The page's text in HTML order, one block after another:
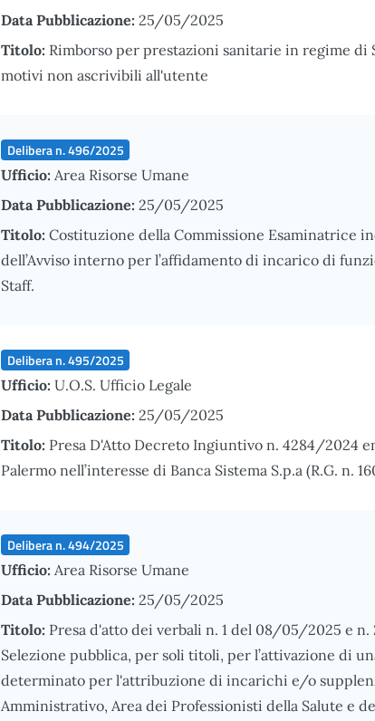
Data Pubblicazione: 25/05/2025
Titolo: Rimborso per prestazioni sanitarie in regime di
motivi non ascrivibili all'utente
Delibera n. 496/2025
Ufficio: Area Risorse Umane
Data Pubblicazione: 25/05/2025
Titolo: Costituzione della Commissione Esaminatrice
dell’Avviso interno per l’affidamento di incarico di
Staff.
Delibera n. 495/2025
Ufficio: U.O.S. Ufficio Legale
Data Pubblicazione: 25/05/2025
Titolo: Presa D'Atto Decreto Ingiuntivo n. 4284/2024
Palermo nell’interesse di Banca Sistema S.p.a (R.G. n.
Delibera n. 494/2025
Ufficio: Area Risorse Umane
Data Pubblicazione: 25/05/2025
Titolo: Presa d'atto dei verbali n. 1 del 08/05/2025 e
Selezione pubblica, per soli titoli, per l’attivazione di
determinato per l'attribuzione di incarichi e/o
Amministrativo, Area dei Professionisti della Salute e